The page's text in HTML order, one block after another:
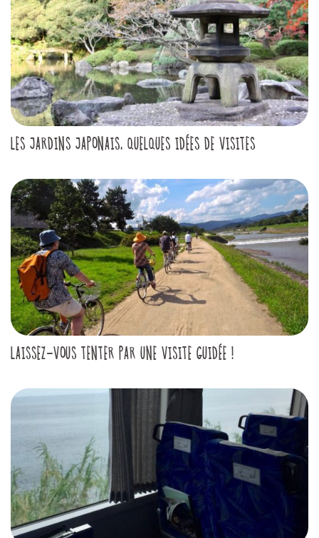
LES JARDINS JAPONAIS, QUELQUES IDÉES DE VISITES
LAISSEZ-VOUS TENTER PAR UNE VISITE GUIDÉE !